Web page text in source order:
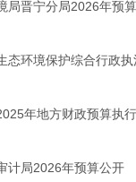
局晋宁分局2026年预
态环境保护综合行政
年地方财政预算执
计局2026年预算公开